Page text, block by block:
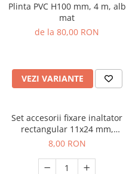
Plinta PVC H100 mm, 4 m, alb
mat
de la 80,00 RON
VEZI VARIANTE
Set accesorii fixare inaltator
rectangular 11x24 mm,
aluminiu
8,00 RON